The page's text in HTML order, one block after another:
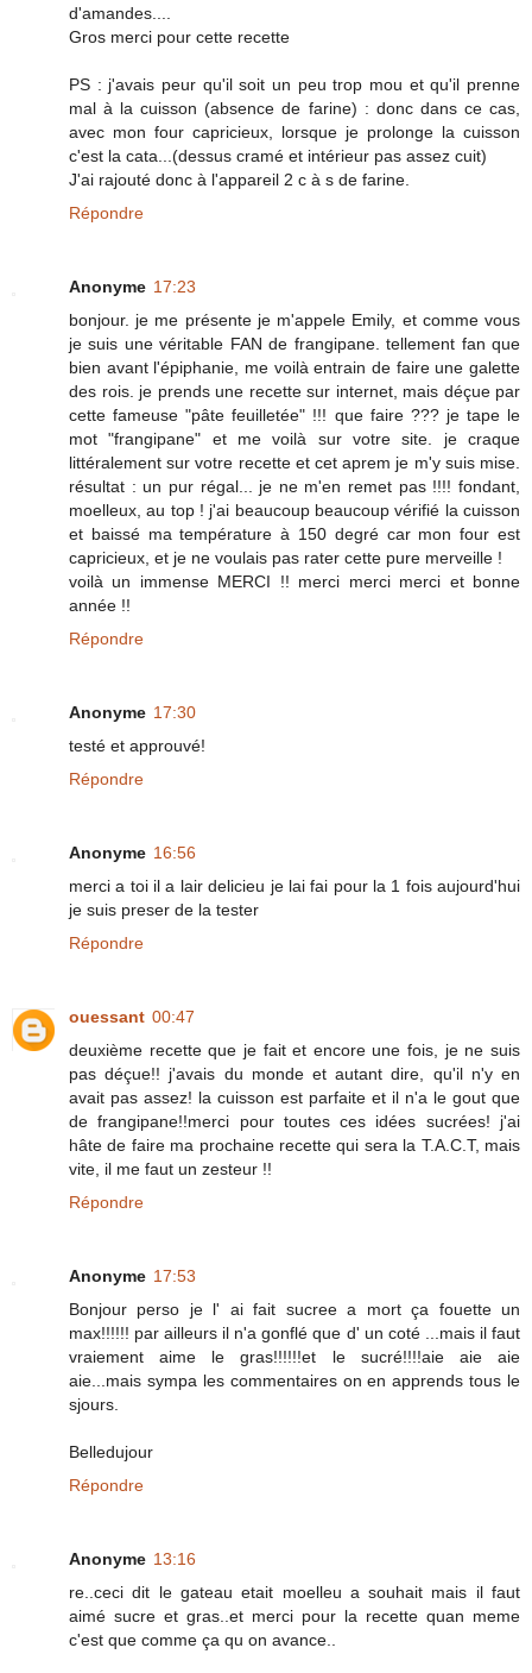
d'amandes....
Gros merci pour cette recette
PS : j'avais peur qu'il soit un peu trop mou et qu'il prenne
mal à la cuisson (absence de farine) : donc dans ce cas,
avec mon four capricieux, lorsque je prolonge la cuisson
c'est la cata...(dessus cramé et intérieur pas assez cuit)
J'ai rajouté donc à l'appareil 2 c à s de farine.
Répondre
Anonyme 17:23
bonjour. je me présente je m'appele Emily, et comme vous
je suis une véritable FAN de frangipane. tellement fan que
bien avant l'épiphanie, me voilà entrain de faire une galette
des rois. je prends une recette sur internet, mais déçue par
cette fameuse "pâte feuilletée" !!! que faire ??? je tape le
mot "frangipane" et me voilà sur votre site. je craque
littéralement sur votre recette et cet aprem je m'y suis mise.
résultat : un pur régal... je ne m'en remet pas !!!! fondant,
moelleux, au top ! j'ai beaucoup beaucoup vérifié la cuisson
et baissé ma température à 150 degré car mon four est
capricieux, et je ne voulais pas rater cette pure merveille !
voilà un immense MERCI !! merci merci merci et bonne
année !!
Répondre
Anonyme 17:30
testé et approuvé!
Répondre
Anonyme 16:56
merci a toi il a lair delicieu je lai fai pour la 1 fois aujourd'hui
je suis preser de la tester
Répondre
ouessant 00:47
deuxième recette que je fait et encore une fois, je ne suis
pas déçue!! j'avais du monde et autant dire, qu'il n'y en
avait pas assez! la cuisson est parfaite et il n'a le gout que
de frangipane!!merci pour toutes ces idées sucrées! j'ai
hâte de faire ma prochaine recette qui sera la T.A.C.T, mais
vite, il me faut un zesteur !!
Répondre
Anonyme 17:53
Bonjour perso je l' ai fait sucree a mort ça fouette un
max!!!!!! par ailleurs il n'a gonflé que d' un coté ...mais il faut
vraiement aime le gras!!!!!!et le sucré!!!!aie aie aie
aie...mais sympa les commentaires on en apprends tous le
sjours.
Belledujour
Répondre
Anonyme 13:16
re..ceci dit le gateau etait moelleu a souhait mais il faut
aimé sucre et gras..et merci pour la recette quan meme
c'est que comme ça qu on avance..